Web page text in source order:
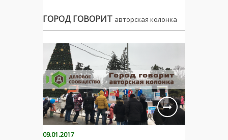
ГОРОД ГОВОРИТ авторская колонка
09.01.2017